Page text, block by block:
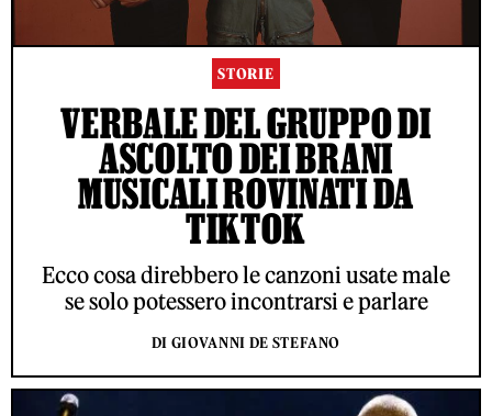
STORIE
VERBALE DEL GRUPPO DI
ASCOLTO DEI BRANI
MUSICALI ROVINATI DA
TIKTOK
Ecco cosa direbbero le canzoni usate male
se solo potessero incontrarsi e parlare
DI GIOVANNI DE STEFANO